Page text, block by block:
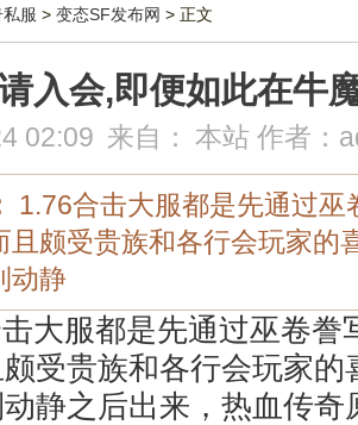
服 > 变态SF发布网 > 正文
入会,即便如此在牛
02:09 来自： 本站 作者：
1.76合击大服都是先通过巫
颇受贵族和各行会玩家的
动静
大服都是先通过巫卷誊
受贵族和各行会玩家的
静之后出来，热血传奇